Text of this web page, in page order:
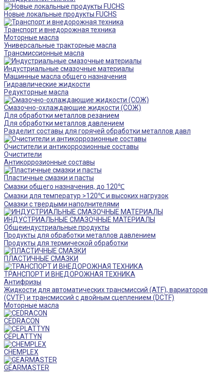
Новые локальные продукты FUCHS
Транспорт и внедорожная техника
Моторные масла
Универсальные тракторные масла
Трансмиссионные масла
Индустриальные смазочные материалы
Машинные масла общего назначения
Гидравлические жидкости
Редукторные масла
Смазочно-охлаждающие жидкости (СОЖ)
Для обработки металлов резанием
Для обработки металлов давлением
Разделит составы для горячей обработки металлов давл
Очистители и антикоррозионные составы
Очистители
Антикоррозионные составы
Пластичные смазки и пасты
Смазки общего назначения, до 120℃
Смазки для температур >120℃ и высоких нагрузок
Смазки с твердыми наполнителями
ИНДУСТРИАЛЬНЫЕ СМАЗОЧНЫЕ МАТЕРИАЛЫ
Общеиндустриальные продукты
Продукты для обработки металлов давлением
Продукты для термической обработки
ПЛАСТИЧНЫЕ СМАЗКИ
ТРАНСПОРТ И ВНЕДОРОЖНАЯ ТЕХНИКА
Антифризы
Жидкости для автоматических трансмиссий (ATF), вариаторов
(CVTF) и трансмиссий с двойным сцеплением (DCTF)
Моторные масла
CEDRACON
CEPLATTYN
CHEMPLEX
GEARMASTER